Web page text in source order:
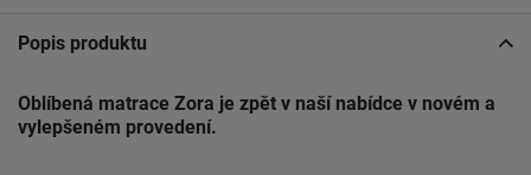
Popis produktu
Oblíbená matrace Zora je zpět v naší nabídce v novém a
vylepšeném provedení.